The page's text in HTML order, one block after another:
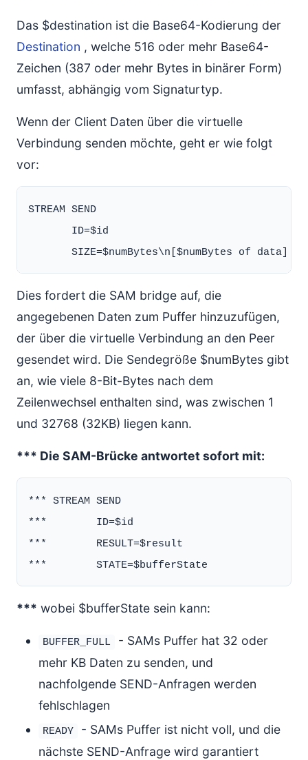
Das $destination ist die Base64-Kodierung der
Destination , welche 516 oder mehr Base64-
Zeichen (387 oder mehr Bytes in binärer Form)
umfasst, abhängig vom Signaturtyp.
Wenn der Client Daten über die virtuelle
Verbindung senden möchte, geht er wie folgt
vor:
STREAM SEND
       ID=$id
Dies fordert die SAM bridge auf, die
angegebenen Daten zum Puffer hinzuzufügen,
der über die virtuelle Verbindung an den Peer
gesendet wird. Die Sendegröße $numBytes gibt
an, wie viele 8-Bit-Bytes nach dem
Zeilenwechsel enthalten sind, was zwischen 1
und 32768 (32KB) liegen kann.
*** Die SAM-Brücke antwortet sofort mit:
*** STREAM SEND
***        ID=$id
***        RESULT=$result
*** wobei $bufferState sein kann:
BUFFER_FULL
- SAMs Puffer hat 32 oder
mehr KB Daten zu senden, und
nachfolgende SEND-Anfragen werden
fehlschlagen
READY
- SAMs Puffer ist nicht voll, und die
nächste SEND-Anfrage wird garantiert